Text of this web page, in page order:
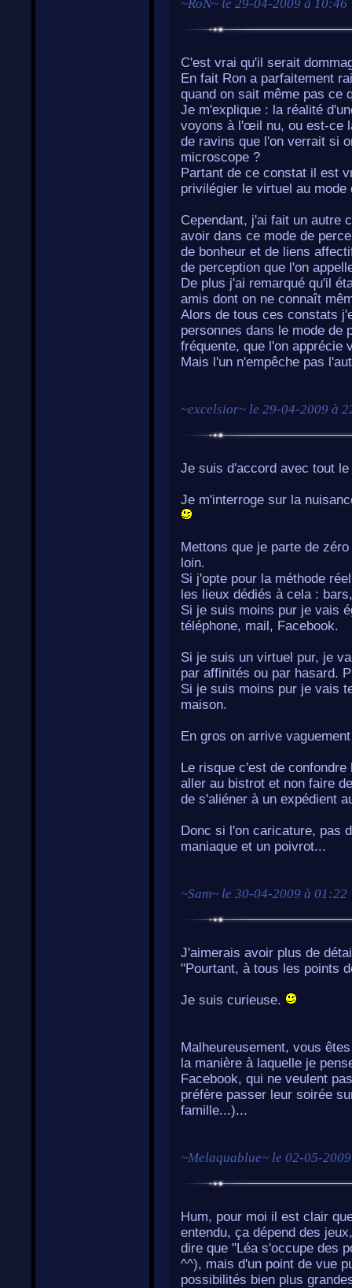
~RoN~ le 29-04-2009 à 10:46
C'est vrai qu'il serait
En fait Ron a parfaitement
quand on sait même pas ce
Je m'explique : la réalité
voyons à l'œil nu, ou est-ce
de ravins que l'on verrait si
microscope ?
Partant de ce constat il est
privilégier le virtuel au
Cependant, j'ai fait un autre
avoir dans ce mode de
de bonheur et de liens
de perception que l'on
De plus j'ai remarqué qu'il
amis dont on ne connaît
Alors de tous ces constats
personnes dans le mode de
fréquente, que l'on apprécie
Mais l'un n'empêche pas
~excelsior~ le 29-04-2009 à
Je suis d'accord avec tout le
Je m'interroge sur la
Mettons que je parte de
loin.
Si j'opte pour la méthode
les lieux dédiés à cela :
Si je suis moins pur je vais
téléphone, mail, Facebook.
Si je suis un virtuel pur, je
par affinités ou par hasard.
Si je suis moins pur je vais
maison.
En gros on arrive
Le risque c'est de
aller au bistrot et non faire
de s'aliéner à un expédient
Donc si l'on caricature, pas
maniaque et un poivrot...
~Sam~ le 30-04-2009 à 01:22
J'aimerais avoir plus de
"Pourtant, à tous les points
Je suis curieuse.
Malheureusement, vous
la manière à laquelle je
Facebook, qui ne veulent
préfère passer leur soirée
famille...)...
~Melaquablue~ le 02-05-
Hum, pour moi il est clair
entendu, ça dépend des
dire que "Léa s'occupe des
^^), mais d'un point de vue
possibilités bien plus